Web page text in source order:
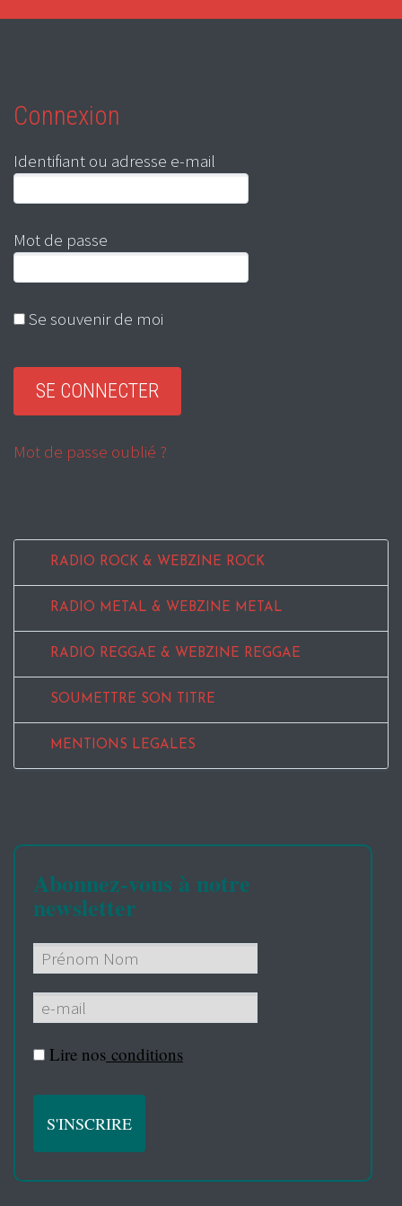
Connexion
Identifiant ou adresse e-mail
Mot de passe
Se souvenir de moi
Mot de passe oublié ?
RADIO ROCK & WEBZINE ROCK
RADIO METAL & WEBZINE METAL
RADIO REGGAE & WEBZINE REGGAE
SOUMETTRE SON TITRE
MENTIONS LEGALES
Abonnez-vous à notre
newsletter
Lire nos conditions